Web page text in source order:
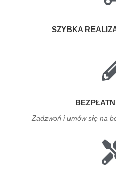
SZYBKA
Zadzwoń i umów się na